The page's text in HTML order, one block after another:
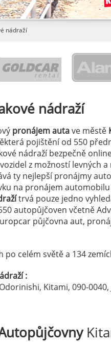
nádraží
nádraží
pronájem autave městě
pojištění od 550
nádraží bezpečně
z možností levných
ty nejlepší pronájmy
na pronájem
trvá pouze jedno
autopůjčoven včetně
půjčovna aut,
po celém světě a 134
:
Kitami, 090-0040,